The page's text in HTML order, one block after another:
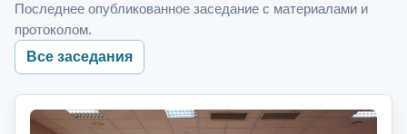
Последнее опубликованное заседание с материалами и
протоколом.
Все заседания